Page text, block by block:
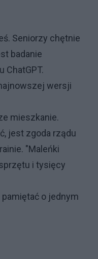
Seniorzy chętnie
badanie
ChatGPT.
wersji
mieszkanie.
jest zgoda rządu
"Maleńki
i tysięcy
pamiętać o jednym